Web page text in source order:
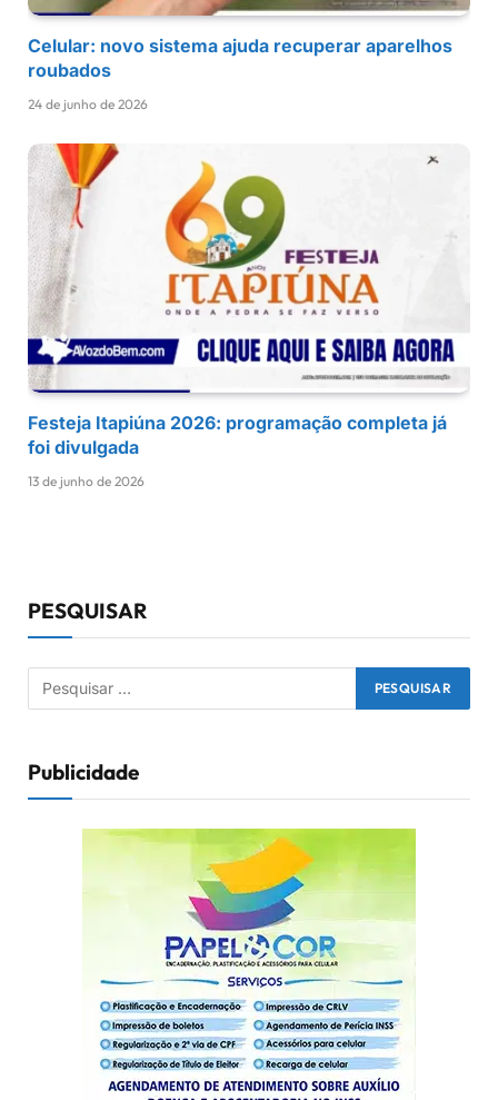
Celular: novo sistema ajuda recuperar aparelhos
roubados
24 de junho de 2026
Festeja Itapiúna 2026: programação completa já
foi divulgada
13 de junho de 2026
PESQUISAR
Publicidade